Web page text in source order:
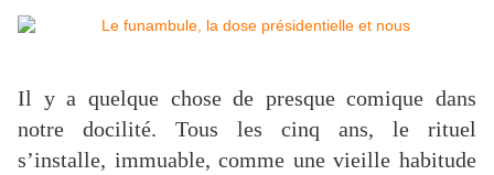
Il y a quelque chose de presque comique dans
notre docilité. Tous les cinq ans, le rituel
s’installe, immuable, comme une vieille habitude